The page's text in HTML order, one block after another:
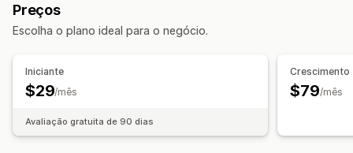
Crédito na loja
Preços
Escolha o plano ideal para o negócio.
Iniciante
$29/mês
Avaliação gratuita de 90 dias
Crescimento
$79/mês